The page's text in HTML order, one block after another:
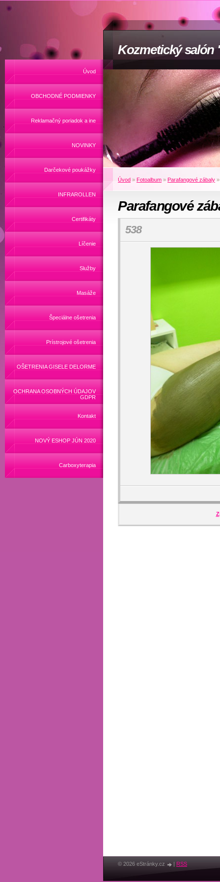
Kozmetický salón
Úvod
OBCHODNÉ PODMIENKY
Reklamačný poriadok a ine
NOVINKY
Darčekové poukážky
INFRAROLLEN
Certifikáty
Líčenie
Služby
Masáže
Špeciálne ošetrenia
Prístrojové ošetrenia
OŠETRENIA GISELE DELORME
OCHRANA OSOBNÝCH ÚDAJOV
GDPR
Kontakt
NOVÝ ESHOP JÚN 2020
Carboxyterapia
Úvod » Fotoalbum » Parafangové zábaly
Parafangové
538
© 2026 eStránky.cz RSS